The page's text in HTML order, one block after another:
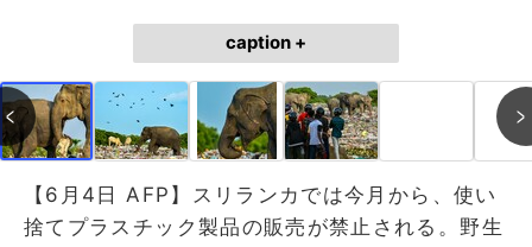
caption +
【6月4日 AFP】スリランカでは今月から、使い
捨てプラスチック製品の販売が禁止される。野生